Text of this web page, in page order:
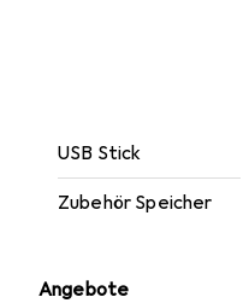
USB Stick
Zubehör Speicher
Angebote